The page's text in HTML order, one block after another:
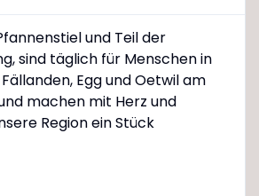
und Teil der
sind täglich für Menschen in
Egg und Oetwil am
machen mit Herz und
Region ein Stück